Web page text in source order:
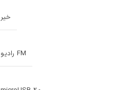
خیر
FM رادیو